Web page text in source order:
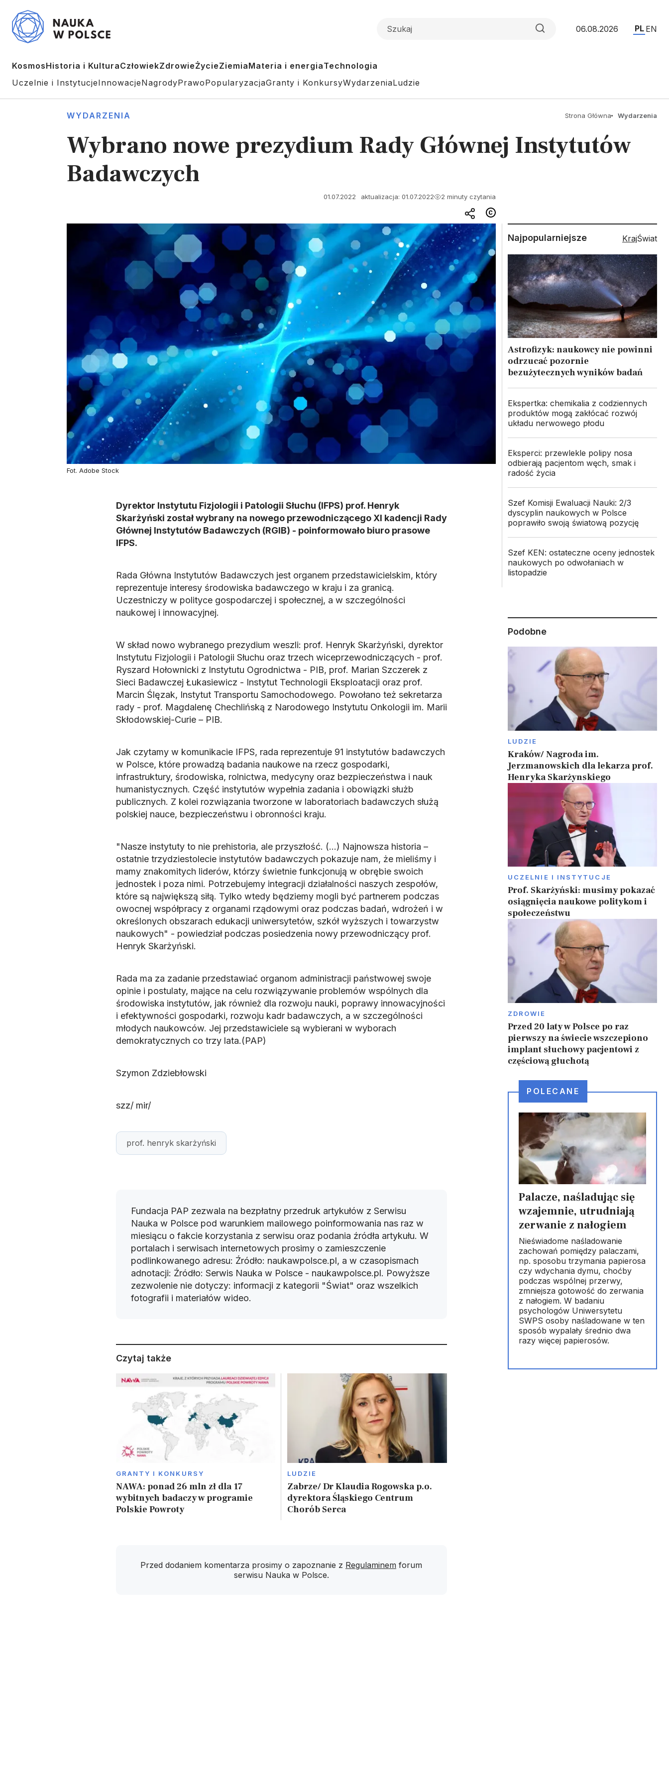
06.08.2026 PL EN
KosmosHistoria i KulturaCzłowiekZdrowieŻycieZiemiaMateria i energiaTechnologia
Uczelnie i InstytucjeInnowacjeNagrodyPrawoPopularyzacjaGranty i KonkursyWydarzeniaLudzie
WYDARZENIA Strona Główna Wydarzenia
Wybrano nowe prezydium Rady Głównej Instytutów
Badawczych
01.07.2022 aktualizacja: 01.07.2022 2 minuty czytania
Fot. Adobe Stock
Dyrektor Instytutu Fizjologii i Patologii Słuchu (IFPS) prof. Henryk
Skarżyński został wybrany na nowego przewodniczącego XI kadencji Rady
Głównej Instytutów Badawczych (RGIB) - poinformowało biuro prasowe
IFPS.
Rada Główna Instytutów Badawczych jest organem przedstawicielskim, który
reprezentuje interesy środowiska badawczego w kraju i za granicą.
Uczestniczy w polityce gospodarczej i społecznej, a w szczególności
naukowej i innowacyjnej.
W skład nowo wybranego prezydium weszli: prof. Henryk Skarżyński, dyrektor
Instytutu Fizjologii i Patologii Słuchu oraz trzech wiceprzewodniczących - prof.
Ryszard Hołownicki z Instytutu Ogrodnictwa - PIB, prof. Marian Szczerek z
Sieci Badawczej Łukasiewicz - Instytut Technologii Eksploatacji oraz prof.
Marcin Ślęzak, Instytut Transportu Samochodowego. Powołano też sekretarza
rady - prof. Magdalenę Chechlińską z Narodowego Instytutu Onkologii im. Marii
Skłodowskiej-Curie – PIB.
Jak czytamy w komunikacie IFPS, rada reprezentuje 91 instytutów badawczych
w Polsce, które prowadzą badania naukowe na rzecz gospodarki,
infrastruktury, środowiska, rolnictwa, medycyny oraz bezpieczeństwa i nauk
humanistycznych. Część instytutów wypełnia zadania i obowiązki służb
publicznych. Z kolei rozwiązania tworzone w laboratoriach badawczych służą
polskiej nauce, bezpieczeństwu i obronności kraju.
"Nasze instytuty to nie prehistoria, ale przyszłość. (...) Najnowsza historia –
ostatnie trzydziestolecie instytutów badawczych pokazuje nam, że mieliśmy i
mamy znakomitych liderów, którzy świetnie funkcjonują w obrębie swoich
jednostek i poza nimi. Potrzebujemy integracji działalności naszych zespołów,
które są największą siłą. Tylko wtedy będziemy mogli być partnerem podczas
owocnej współpracy z organami rządowymi oraz podczas badań, wdrożeń i w
określonych obszarach edukacji uniwersytetów, szkół wyższych i towarzystw
naukowych" - powiedział podczas posiedzenia nowy przewodniczący prof.
Henryk Skarżyński.
Rada ma za zadanie przedstawiać organom administracji państwowej swoje
opinie i postulaty, mające na celu rozwiązywanie problemów wspólnych dla
środowiska instytutów, jak również̇ dla rozwoju nauki, poprawy innowacyjności
i efektywności gospodarki, rozwoju kadr badawczych, a w szczególności
młodych naukowców. Jej przedstawiciele są wybierani w wyborach
demokratycznych co trzy lata.(PAP)
Szymon Zdziebłowski
szz/ mir/
prof. henryk skarżyński
Fundacja PAP zezwala na bezpłatny przedruk artykułów z Serwisu
Nauka w Polsce pod warunkiem mailowego poinformowania nas raz w
miesiącu o fakcie korzystania z serwisu oraz podania źródła artykułu. W
portalach i serwisach internetowych prosimy o zamieszczenie
podlinkowanego adresu: Źródło: naukawpolsce.pl, a w czasopismach
adnotacji: Źródło: Serwis Nauka w Polsce - naukawpolsce.pl. Powyższe
zezwolenie nie dotyczy: informacji z kategorii "Świat" oraz wszelkich
fotografii i materiałów wideo.
Czytaj także
GRANTY I KONKURSY
NAWA: ponad 26 mln zł dla 17
wybitnych badaczy w programie
Polskie Powroty
LUDZIE
Zabrze/ Dr Klaudia Rogowska p.o.
dyrektora Śląskiego Centrum
Chorób Serca
Przed dodaniem komentarza prosimy o zapoznanie z Regulaminem forum
serwisu Nauka w Polsce.
Najpopularniejsze KrajŚwiat
Astrofizyk: naukowcy nie powinni
odrzucać pozornie
bezużytecznych wyników badań
Ekspertka: chemikalia z codziennych
produktów mogą zakłócać rozwój
układu nerwowego płodu
Eksperci: przewlekle polipy nosa
odbierają pacjentom węch, smak i
radość życia
Szef Komisji Ewaluacji Nauki: 2/3
dyscyplin naukowych w Polsce
poprawiło swoją światową pozycję
Szef KEN: ostateczne oceny jednostek
naukowych po odwołaniach w
listopadzie
Podobne
LUDZIE
Kraków/ Nagroda im.
Jerzmanowskich dla lekarza prof.
Henryka Skarżynskiego
UCZELNIE I INSTYTUCJE
Prof. Skarżyński: musimy pokazać
osiągnięcia naukowe politykom i
społeczeństwu
ZDROWIE
Przed 20 laty w Polsce po raz
pierwszy na świecie wszczepiono
implant słuchowy pacjentowi z
częściową głuchotą
POLECANE
Palacze, naśladując się
wzajemnie, utrudniają
zerwanie z nałogiem
Nieświadome naśladowanie
zachowań pomiędzy palaczami,
np. sposobu trzymania papierosa
czy wdychania dymu, choćby
podczas wspólnej przerwy,
zmniejsza gotowość do zerwania
z nałogiem. W badaniu
psychologów Uniwersytetu
SWPS osoby naśladowane w ten
sposób wypalały średnio dwa
razy więcej papierosów.